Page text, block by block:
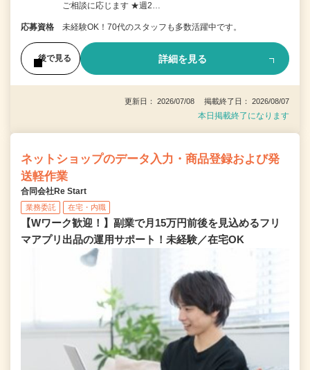
ご相談に応じます ★週2…
応募資格 未経験OK！70代のスタッフも多数活躍中です。
後で見る 詳細を見る
更新日： 2026/07/08 掲載終了日： 2026/08/07
本日掲載終了になります
ネットショップのデータ入力・商品登録および発
送軽作業
合同会社Re Start
業務委託 在宅・内職
【Wワーク歓迎！】副業で月15万円前後を見込めるフリ
マアプリ出品の運用サポート！未経験／在宅OK